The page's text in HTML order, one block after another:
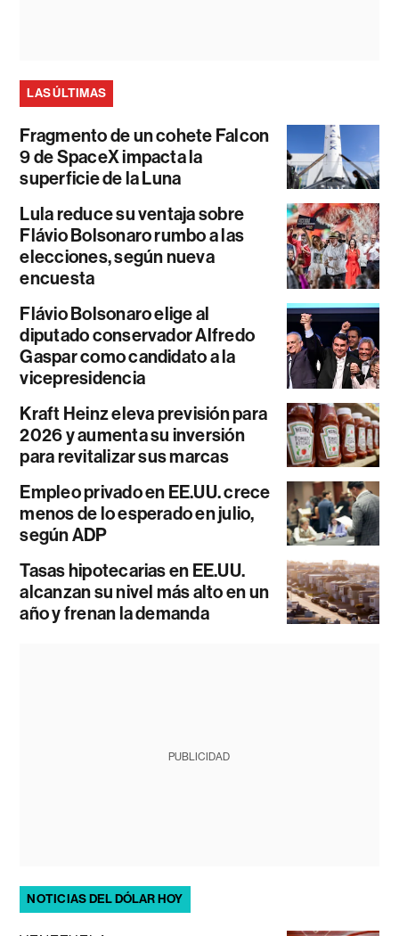
LAS ÚLTIMAS
Fragmento de un cohete Falcon
9 de SpaceX impacta la
superficie de la Luna
Lula reduce su ventaja sobre
Flávio Bolsonaro rumbo a las
elecciones, según nueva
encuesta
Flávio Bolsonaro elige al
diputado conservador Alfredo
Gaspar como candidato a la
vicepresidencia
Kraft Heinz eleva previsión para
2026 y aumenta su inversión
para revitalizar sus marcas
Empleo privado en EE.UU. crece
menos de lo esperado en julio,
según ADP
Tasas hipotecarias en EE.UU.
alcanzan su nivel más alto en un
año y frenan la demanda
PUBLICIDAD
NOTICIAS DEL DÓLAR HOY